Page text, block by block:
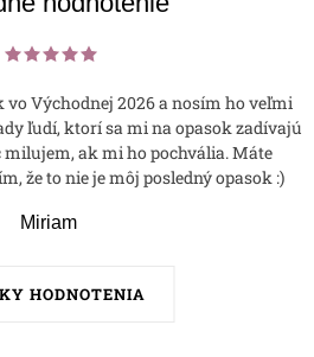
HODNOTENIA
vo Východnej 2026 a nosím ho veľmi
ľudí, ktorí sa mi na opasok zadívajú
milujem, ak mi ho pochvália. Máte
že to nie je môj posledný opasok :)
Miriam